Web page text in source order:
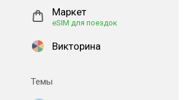
Маркет
eSIM для поездок
Викторина
Темы